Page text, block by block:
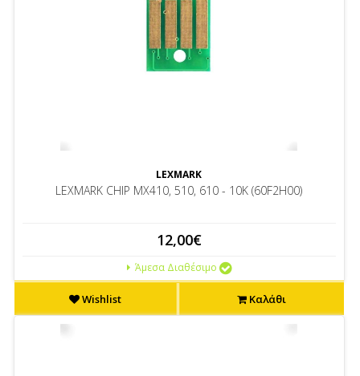
LEXMARK
LEXMARK CHIP MΧ410, 510, 610 - 10K (60F2H00)
12,00€
Άμεσα Διαθέσιμο
Wishlist Καλάθι